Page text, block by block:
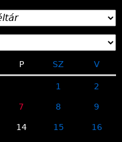
P SZ V
1 2
7 8 9
14 15 16